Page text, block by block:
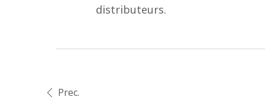
distributeurs.
Prec.